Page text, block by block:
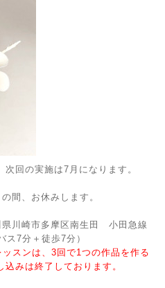
回の実施は7月になります。
間、お休みします。
川崎市多摩区南生田 小田急線
ス7分＋徒歩7分）
スンは、3回で1つの作品を作る
みは終了しております。